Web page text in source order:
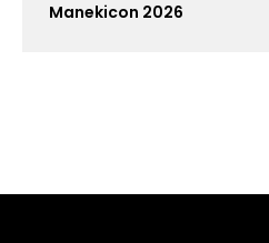
Manekicon 2026